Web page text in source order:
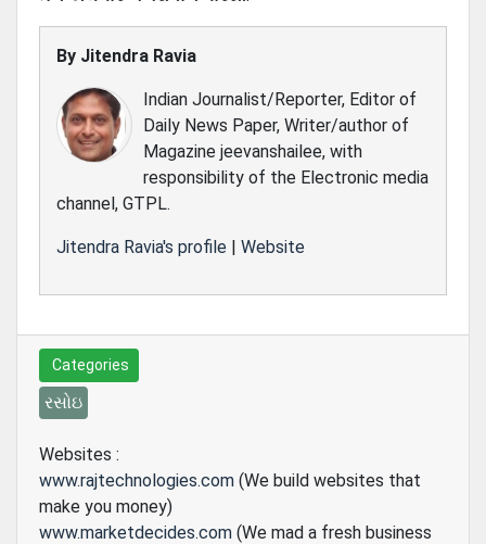
By Jitendra Ravia
Indian Journalist/Reporter, Editor of
Daily News Paper, Writer/author of
Magazine jeevanshailee, with
responsibility of the Electronic media
channel, GTPL.
Jitendra Ravia's profile | Website
Categories
રસોઇ
Websites :
www.rajtechnologies.com (We build websites that
make you money)
www.marketdecides.com (We mad a fresh business